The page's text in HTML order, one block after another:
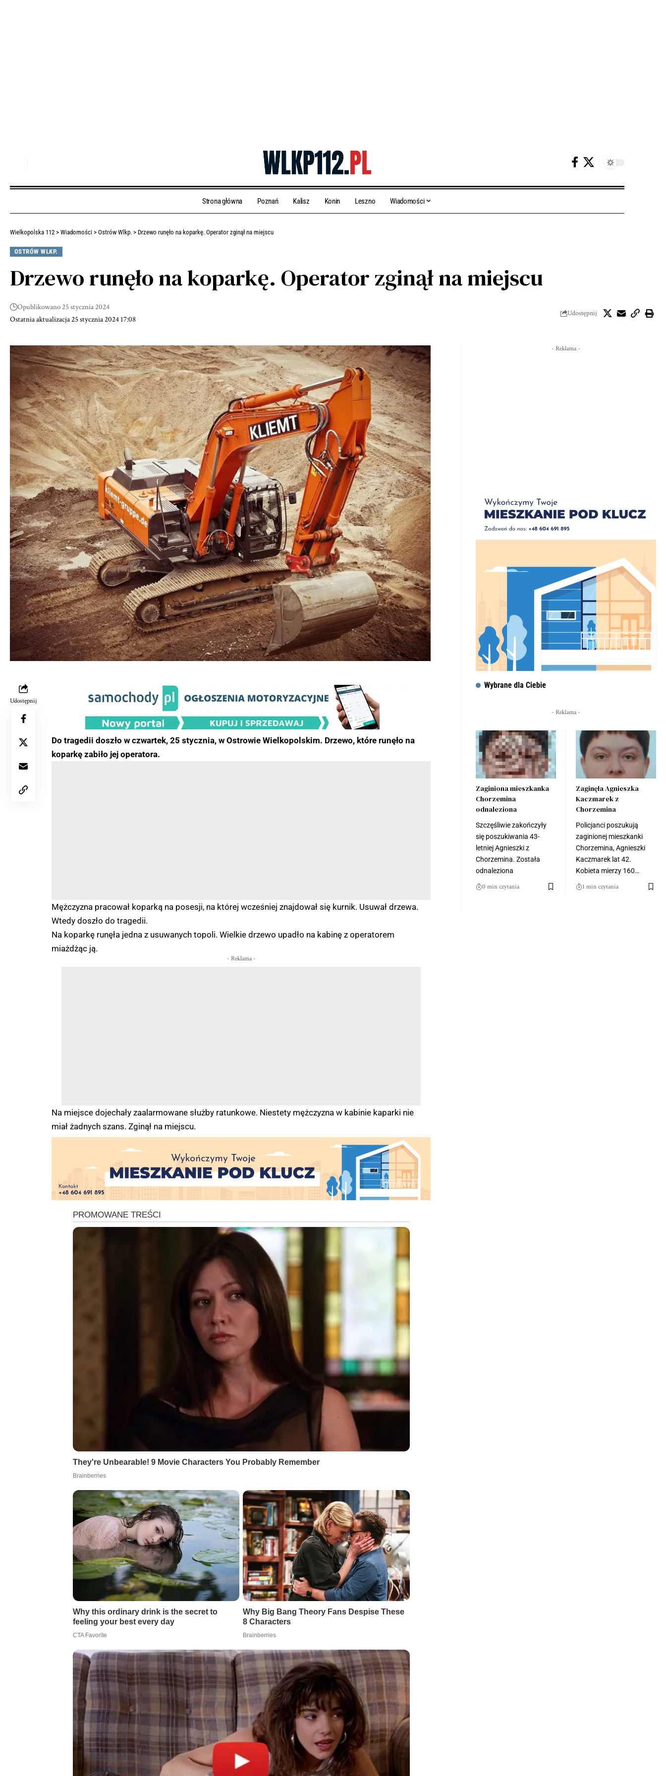
Strona główna Poznań Kalisz Konin Leszno Wiadomości
Wielkopolska 112 > Wiadomości > Ostrów Wlkp. > Drzewo runęło na koparkę. Operator zginął na miejscu
OSTRÓW WLKP.
Drzewo runęło na koparkę. Operator zginął na miejscu
Ostatnia aktualizacja 25 stycznia 2024 17:08
Opublikowano 25 stycznia 2024
Udostępnij
Udostępnij
Do tragedii doszło w czwartek, 25 stycznia, w Ostrowie Wielkopolskim. Drzewo, które runęło na
koparkę zabiło jej operatora.
Mężczyzna pracował koparką na posesji, na której wcześniej znajdował się kurnik. Usuwał drzewa.
Wtedy doszło do tragedii.
Na koparkę runęła jedna z usuwanych topoli. Wielkie drzewo upadło na kabinę z operatorem
miażdżąc ją.
- Reklama -
Na miejsce dojechały zaalarmowane służby ratunkowe. Niestety mężczyzna w kabinie kaparki nie
miał żadnych szans. Zginął na miejscu.
- Reklama -
Wybrane dla Ciebie
- Reklama -
Zaginiona mieszkanka
Chorzemina
odnaleziona
Szczęśliwie zakończyły
się poszukiwania 43-
letniej Agnieszki z
Chorzemina. Została
odnaleziona
0 min czytania
Zaginęła Agnieszka
Kaczmarek z
Chorzemina
Policjanci poszukują
zaginionej mieszkanki
Chorzemina, Agnieszki
Kaczmarek lat 42.
Kobieta mierzy 160…
1 min czytania